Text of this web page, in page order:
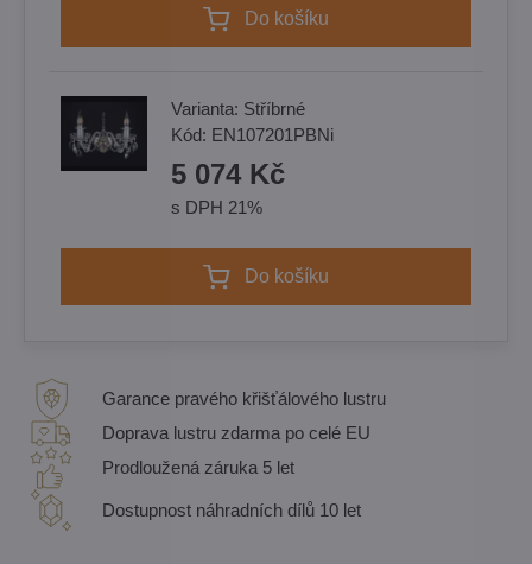
Do košíku
Varianta: Stříbrné
Kód: EN107201PBNi
5 074 Kč
s DPH 21%
Do košíku
Garance pravého křišťálového lustru
Doprava lustru zdarma po celé EU
Prodloužená záruka 5 let
Dostupnost náhradních dílů 10 let